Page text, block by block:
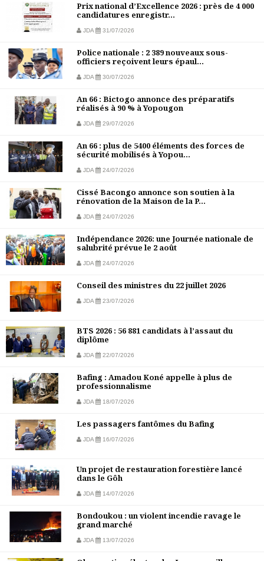
Prix national d’Excellence 2026 : près de 4 000
candidatures enregistr...
JDA 31/07/2026
Police nationale : 2 389 nouveaux sous-
officiers reçoivent leurs épaul...
JDA 30/07/2026
An 66 : Bictogo annonce des préparatifs
réalisés à 90 % à Yopougon
JDA 29/07/2026
An 66 : plus de 5400 éléments des forces de
sécurité mobilisés à Yopou...
JDA 24/07/2026
Cissé Bacongo annonce son soutien à la
rénovation de la Maison de la P...
JDA 24/07/2026
Indépendance 2026: une Journée nationale de
salubrité prévue le 2 août
JDA 24/07/2026
Conseil des ministres du 22 juillet 2026
JDA 23/07/2026
BTS 2026 : 56 881 candidats à l’assaut du
diplôme
JDA 22/07/2026
Bafing : Amadou Koné appelle à plus de
professionnalisme
JDA 18/07/2026
Les passagers fantômes du Bafing
JDA 16/07/2026
Un projet de restauration forestière lancé
dans le Gôh
JDA 14/07/2026
Bondoukou : un violent incendie ravage le
grand marché
JDA 13/07/2026